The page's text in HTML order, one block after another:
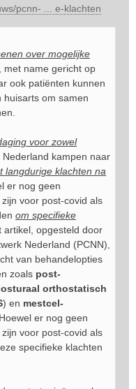
pcnn- ... e-klachten
over mogelijke
, met name gericht op
ook patiënten kunnen
om samen
voor zowel
Nederland kampen naar
langdurige klachten na
er nog geen
voor post-covid als
om specifieke
artikel, opgesteld door
Nederland (PCNN),
van behandelopties
zoals post-
orthostatisch
) en mestcel-
er nog geen
voor post-covid als
specifieke klachten